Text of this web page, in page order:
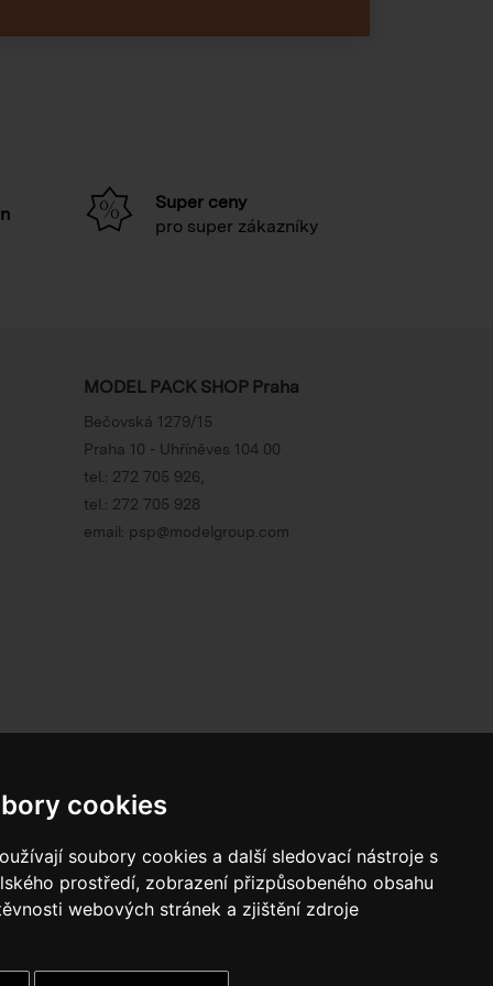
cookies
soubory cookies a další sledovací nástroje s
prostředí, zobrazení přizpůsobeného obsahu
webových stránek a zjištění zdroje
Super ceny
pro super zákazníky
MODEL PACK SHOP Praha
Bečovská 1279/15
Praha 10 - Uhříněves 104 00
tel.: 272 705 926
tel.: 272 705 928
email: psp@modelgroup.com
800 10 10 77